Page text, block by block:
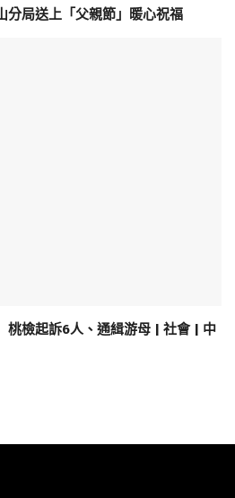
分局送上「父親節」暖心祝福
檢起訴6人、通緝游母 | 社會 | 中